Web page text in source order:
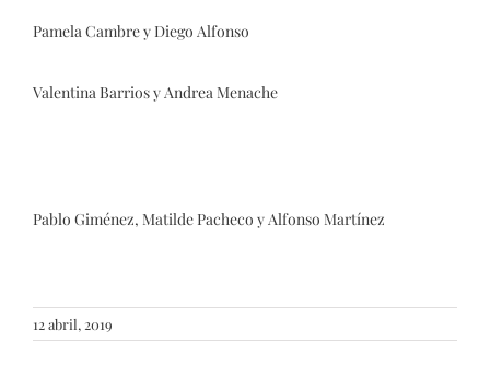
Pamela Cambre y Diego Alfonso
Valentina Barrios y Andrea Menache
Pablo Giménez, Matilde Pacheco y Alfonso Martínez
12 abril, 2019